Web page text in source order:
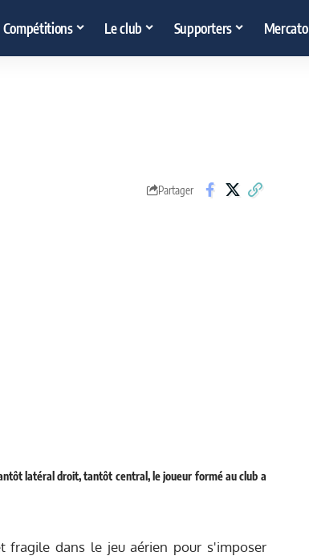
Compétitions Le club Supporters Mercato
Partager
latéral droit, tantôt central, le joueur formé au club a
fragile dans le jeu aérien pour s'imposer